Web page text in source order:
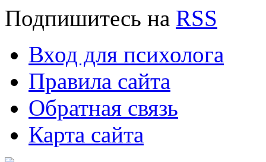
Подпишитесь на RSS
Вход для психолога
Правила сайта
Обратная связь
Карта сайта